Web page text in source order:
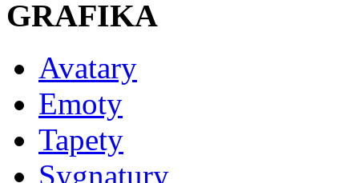
GRAFIKA
Avatary
Emoty
Tapety
Sygnatury